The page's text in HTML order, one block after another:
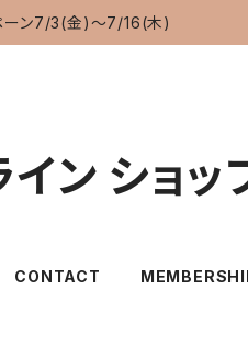
ーン7/3(金)〜7/16(木)
ン ショッ
CONTACT